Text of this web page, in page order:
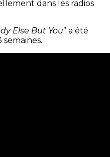
dans les radios
Else But You” a été